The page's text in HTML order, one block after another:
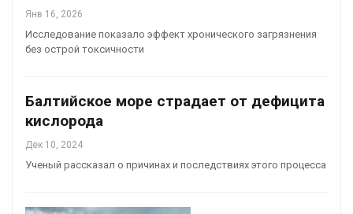
Янв 16, 2026
Исследование показало эффект хронического загрязнения
без острой токсичности
Балтийское море страдает от дефицита
кислорода
Дек 10, 2024
Ученый рассказал о причинах и последствиях этого процесса